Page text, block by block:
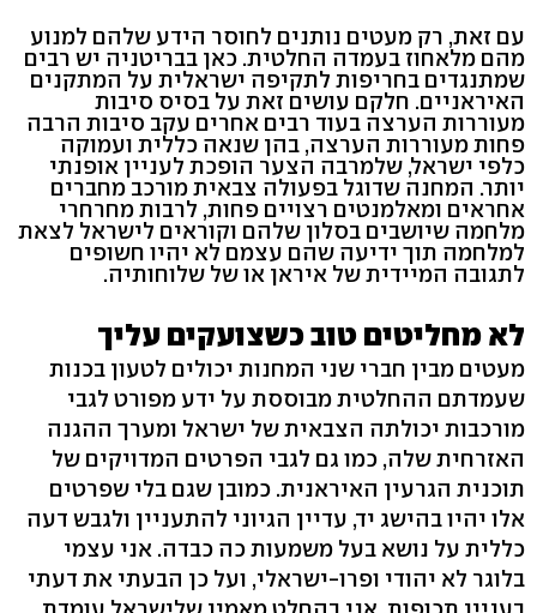
עם זאת, רק מעטים נותנים לחוסר הידע שלהם למנוע
מהם מלאחוז בעמדה החלטית. כאן בבריטניה יש רבים
שמתנגדים בחריפות לתקיפה ישראלית על המתקנים
האיראניים. חלקם עושים זאת על בסיס סיבות
מעוררות הערצה בעוד רבים אחרים עקב סיבות הרבה
פחות מעוררות הערצה, בהן שנאה כללית ועמוקה
כלפי ישראל, שלמרבה הצער הופכת לעניין אופנתי
יותר. המחנה שדוגל בפעולה צבאית מורכב מחברים
אחראים ומאלמנטים רצויים פחות, לרבות מחרחרי
מלחמה שיושבים בסלון שלהם וקוראים לישראל לצאת
למלחמה תוך ידיעה שהם עצמם לא יהיו חשופים
לתגובה המיידית של איראן או של שלוחותיה.
לא מחליטים טוב כשצועקים עליך
מעטים מבין חברי שני המחנות יכולים לטעון בכנות
שעמדתם ההחלטית מבוססת על ידע מפורט לגבי
מורכבות יכולתה הצבאית של ישראל ומערך ההגנה
האזרחית שלה, כמו גם לגבי הפרטים המדויקים של
תוכנית הגרעין האיראנית. כמובן שגם בלי שפרטים
אלו יהיו בהישג יד, עדיין הגיוני להתעניין ולגבש דעה
כללית על נושא בעל משמעות כה כבדה. אני עצמי
בלוגר לא יהודי ופרו-ישראלי, ועל כן הבעתי את דעתי